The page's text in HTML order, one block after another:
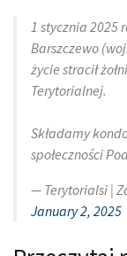
1 stycznia 2025
Barszczewo
życie stracił
Terytorialnej.
Składamy
społeczności
— Terytorialsi |
January 2, 2025